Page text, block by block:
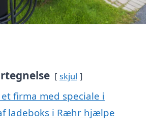
skjul
firma med speciale i
ladeboks i Ræhr hjælpe